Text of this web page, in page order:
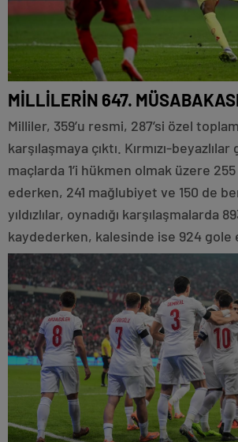
MİLLİLERİN 647.
Milliler, 359’u resmi, 287’si özel
karşılaşmaya çıktı. Kırmızı-
maçlarda 1’i hükmen olmak üzere
ederken, 241 mağlubiyet ve 150 de
yıldızlılar, oynadığı karşılaşmalarda
kaydederken, kalesinde ise 924 gole